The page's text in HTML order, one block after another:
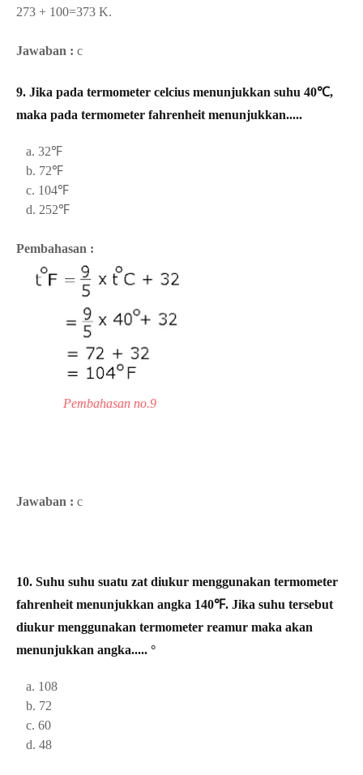
273 + 100=373 K.
Jawaban : c
9. Jika pada termometer celcius menunjukkan suhu 40℃,
maka pada termometer fahrenheit menunjukkan.....
a. 32℉
b. 72℉
c. 104℉
d. 252℉
Pembahasan :
Pembahasan no.9
Jawaban : c
10. Suhu suhu suatu zat diukur menggunakan termometer
fahrenheit menunjukkan angka 140℉. Jika suhu tersebut
diukur menggunakan termometer reamur maka akan
menunjukkan angka..... °
a. 108
b. 72
c. 60
d. 48